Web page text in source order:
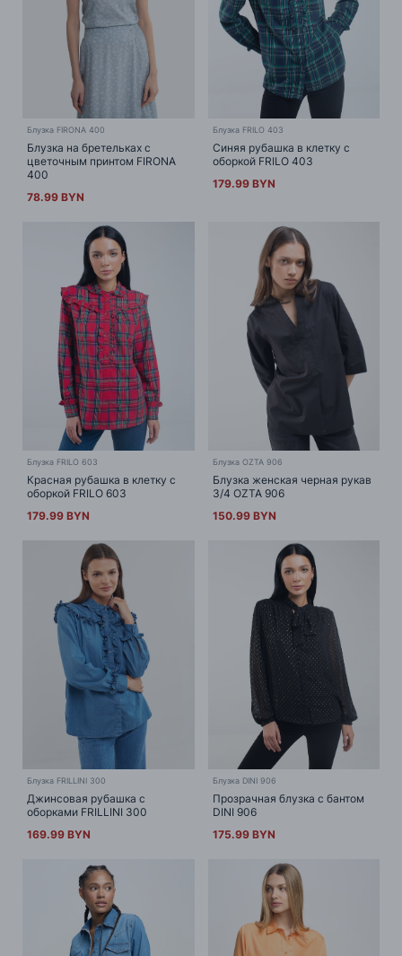
Блузка FIRONA 400
Блузка на бретельках с
цветочным принтом FIRONA
400
78.99 BYN
Блузка FRILO 403
Синяя рубашка в клетку с
оборкой FRILO 403
179.99 BYN
Блузка FRILO 603
Красная рубашка в клетку с
оборкой FRILO 603
179.99 BYN
Блузка OZTA 906
Блузка женская черная рукав
3/4 OZTA 906
150.99 BYN
Блузка FRILLINI 300
Джинсовая рубашка с
оборками FRILLINI 300
169.99 BYN
Блузка DINI 906
Прозрачная блузка с бантом
DINI 906
175.99 BYN